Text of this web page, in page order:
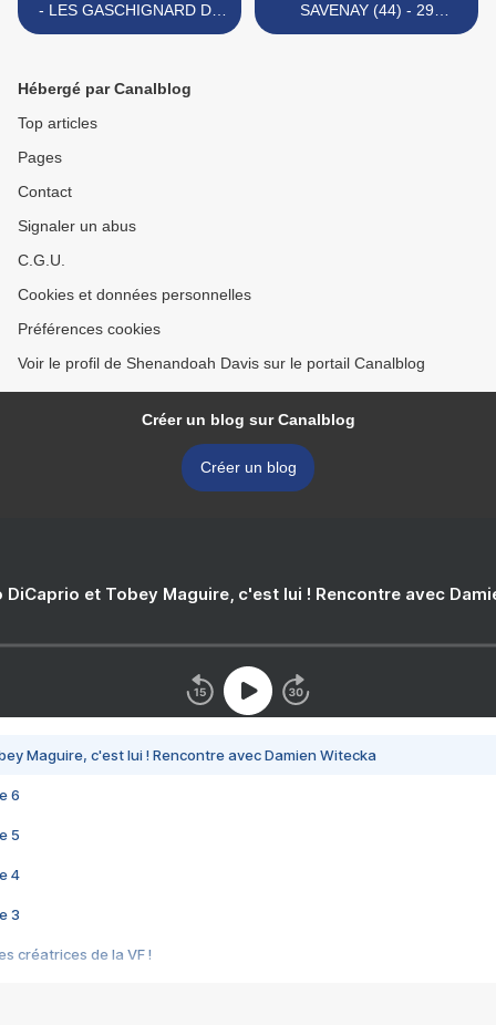
- LES GASCHIGNARD DE
MACHECOUL
SAVENAY (44) - 29
FRIMAIRE AN II -
Hébergé par Canalblog
Top articles
Pages
Contact
Signaler un abus
C.G.U.
Cookies et données personnelles
Préférences cookies
Voir le profil de Shenandoah Davis sur le portail Canalblog
Créer un blog sur Canalblog
Créer un blog
DiCaprio et Tobey Maguire, c'est lui ! Rencontre avec
Maguire, c'est lui ! Rencontre avec Damien Witecka
6
5
4
3
créatrices de la VF !